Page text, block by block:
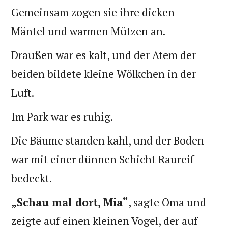
Gemeinsam zogen sie ihre dicken
Mäntel und warmen Mützen an.
Draußen war es kalt, und der Atem der
beiden bildete kleine Wölkchen in der
Luft.
Im Park war es ruhig.
Die Bäume standen kahl, und der Boden
war mit einer dünnen Schicht Raureif
bedeckt.
„Schau mal dort, Mia“, sagte Oma und
zeigte auf einen kleinen Vogel, der auf